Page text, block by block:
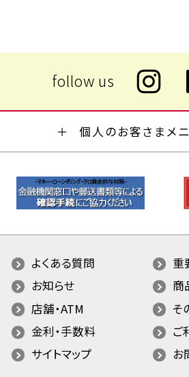
個人のお客さまメ
よくある質問
重
お知らせ
商
店舗・ATM
そ
金利・手数料
ご
サイトマップ
お